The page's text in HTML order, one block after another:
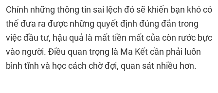
Chính những thông tin sai lệch đó sẽ khiến bạn khó có
thể đưa ra được những quyết định đúng đắn trong
việc đầu tư, hậu quả là mất tiền mất của còn rước bực
vào người. Điều quan trọng là Ma Kết cần phải luôn
bình tĩnh và học cách chờ đợi, quan sát nhiều hơn.